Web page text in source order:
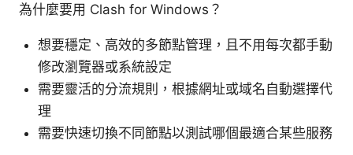
為什麼要用 Clash for Windows？
想要穩定、高效的多節點管理，且不用每次都手動
修改瀏覽器或系統設定
需要靈活的分流規則，根據網址或域名自動選擇代
理
需要快速切換不同節點以測試哪個最適合某些服務